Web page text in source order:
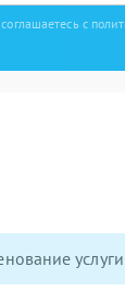
с
услуги